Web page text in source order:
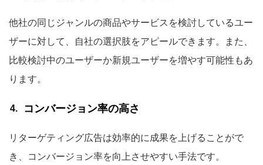
他社の同じジャンルの商品やサービスを検討しているユー
ザーに対して、自社の選択肢をアピールできます。また、
比較検討中のユーザーか新規ユーザーを増やす可能性もあ
ります。
コンバージョン率の高さ
リターゲティング広告は効率的に成果を上げることがで
き、コンバージョン率を向上させやすい手法です。